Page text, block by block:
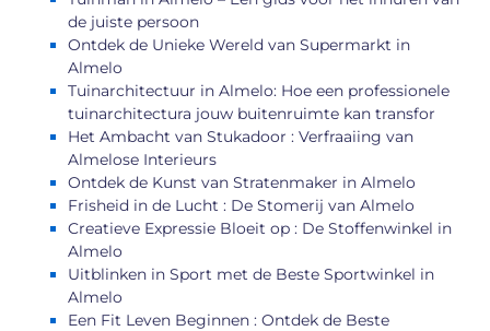
de juiste persoon
Ontdek de Unieke Wereld van Supermarkt in
Almelo
Tuinarchitectuur in Almelo: Hoe een professionele
tuinarchitectura jouw buitenruimte kan transfor
Het Ambacht van Stukadoor : Verfraaiing van
Almelose Interieurs
Ontdek de Kunst van Stratenmaker in Almelo
Frisheid in de Lucht : De Stomerij van Almelo
Creatieve Expressie Bloeit op : De Stoffenwinkel in
Almelo
Uitblinken in Sport met de Beste Sportwinkel in
Almelo
Een Fit Leven Beginnen : Ontdek de Beste